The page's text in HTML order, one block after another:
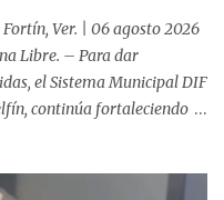
tumor en el ...
2026
Libre. – Para dar
el Sistema Municipal DIF
continúa fortaleciendo
miércoles en la cabecera